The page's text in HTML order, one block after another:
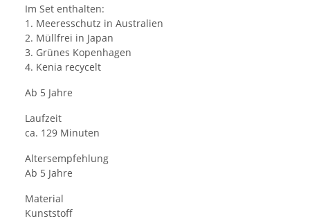
Im Set enthalten:
1. Meeresschutz in Australien
2. Müllfrei in Japan
3. Grünes Kopenhagen
4. Kenia recycelt
Ab 5 Jahre
Laufzeit
ca. 129 Minuten
Altersempfehlung
Ab 5 Jahre
Material
Kunststoff